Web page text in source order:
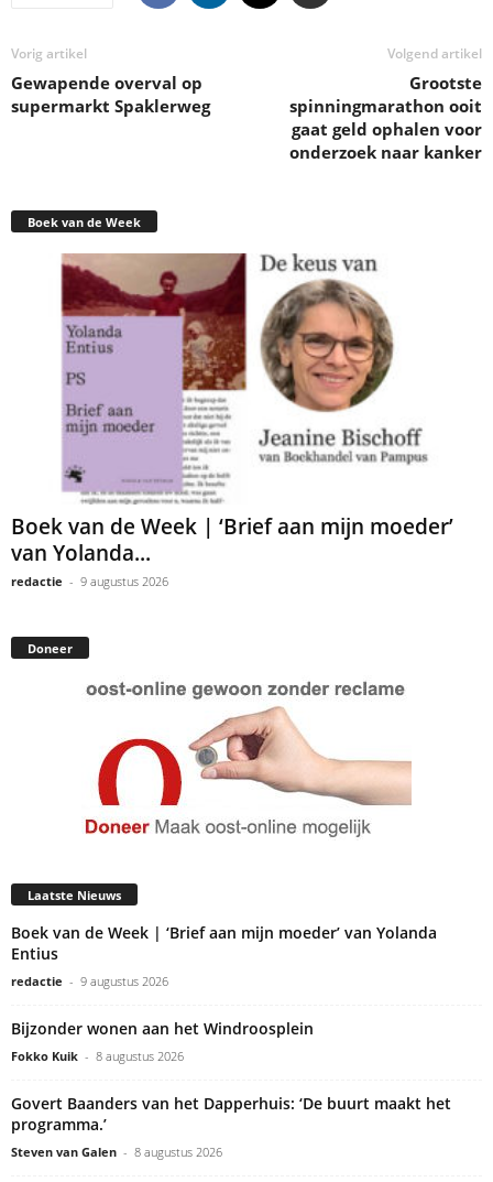
Vorig artikel
Gewapende overval op
supermarkt Spaklerweg
Volgend artikel
Grootste
spinningmarathon ooit
gaat geld ophalen voor
onderzoek naar kanker
Boek van de Week
Boek van de Week | ‘Brief aan mijn moeder’
van Yolanda...
redactie - 9 augustus 2026
Doneer
Laatste Nieuws
Boek van de Week | ‘Brief aan mijn moeder’ van Yolanda
Entius
redactie - 9 augustus 2026
Bijzonder wonen aan het Windroosplein
Fokko Kuik - 8 augustus 2026
Govert Baanders van het Dapperhuis: ‘De buurt maakt het
programma.’
Steven van Galen - 8 augustus 2026